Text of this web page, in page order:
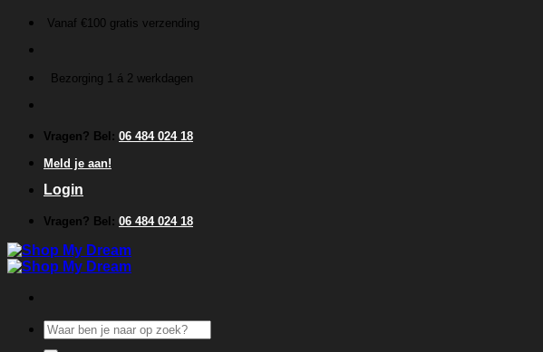
inhoud
Vanaf €100 gratis verzending
Bezorging 1 á 2 werkdagen
Vragen? Bel: 06 484 024 18
Meld je aan!
Login
Vragen? Bel: 06 484 024 18
Zoeken
naar: